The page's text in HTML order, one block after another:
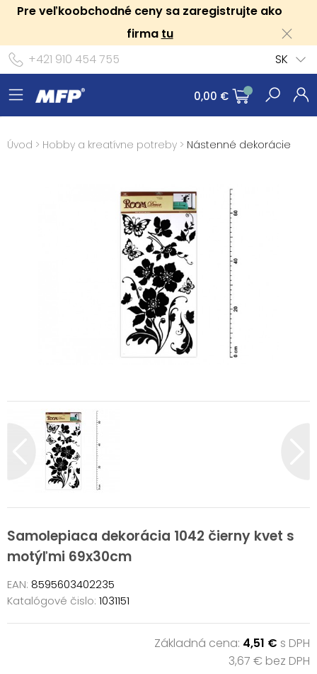
Pre veľkoobchodné ceny sa zaregistrujte ako
firma tu
+421 910 454 755
SK
0,00 €
Úvod > Hobby a kreatívne potreby > Nástenné dekorácie
Samolepiaca dekorácia 1042 čierny kvet s
motýľmi 69x30cm
EAN: 8595603402235
Katalógové čislo: 1031151
Základná cena: 4,51 € s DPH
3,67 € bez DPH